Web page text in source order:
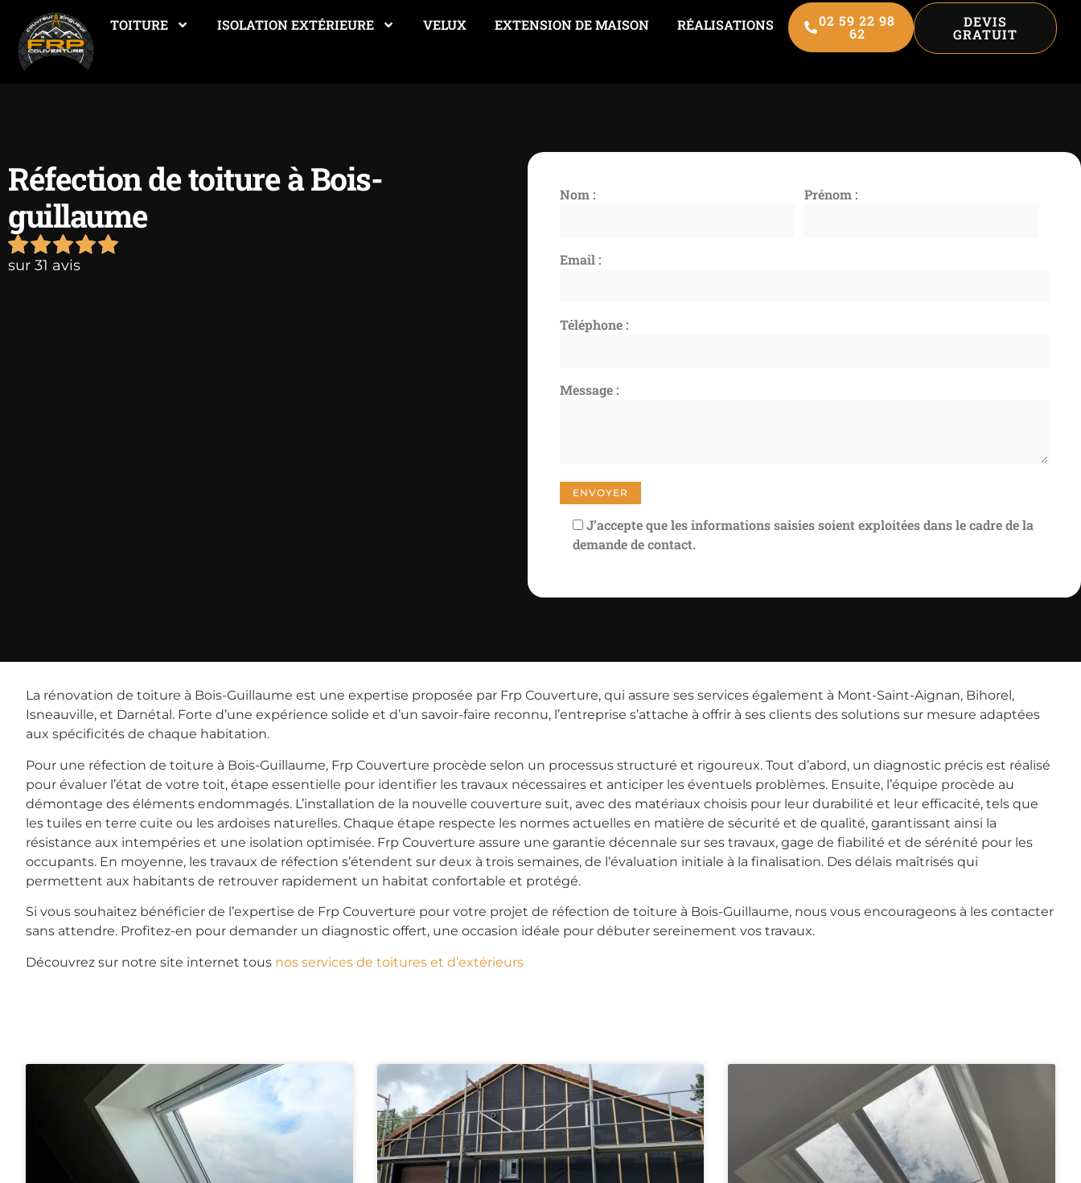
TOITURE ISOLATION EXTÉRIEURE VELUX EXTENSION DE MAISON RÉALISATIONS 02 59 22 98
62
DEVIS
GRATUIT
Réfection de toiture à Bois-
guillaume
sur 31 avis
Nom : Prénom :
Email :
Téléphone :
Message :
J’accepte que les informations saisies soient exploitées dans le cadre de la
demande de contact.
La rénovation de toiture à Bois-Guillaume est une expertise proposée par Frp Couverture, qui assure ses services également à Mont-Saint-Aignan, Bihorel,
Isneauville, et Darnétal. Forte d’une expérience solide et d’un savoir-faire reconnu, l’entreprise s’attache à offrir à ses clients des solutions sur mesure adaptées
aux spécificités de chaque habitation.
Pour une réfection de toiture à Bois-Guillaume, Frp Couverture procède selon un processus structuré et rigoureux. Tout d’abord, un diagnostic précis est réalisé
pour évaluer l’état de votre toit, étape essentielle pour identifier les travaux nécessaires et anticiper les éventuels problèmes. Ensuite, l’équipe procède au
démontage des éléments endommagés. L’installation de la nouvelle couverture suit, avec des matériaux choisis pour leur durabilité et leur efficacité, tels que
les tuiles en terre cuite ou les ardoises naturelles. Chaque étape respecte les normes actuelles en matière de sécurité et de qualité, garantissant ainsi la
résistance aux intempéries et une isolation optimisée. Frp Couverture assure une garantie décennale sur ses travaux, gage de fiabilité et de sérénité pour les
occupants. En moyenne, les travaux de réfection s’étendent sur deux à trois semaines, de l’évaluation initiale à la finalisation. Des délais maîtrisés qui
permettent aux habitants de retrouver rapidement un habitat confortable et protégé.
Si vous souhaitez bénéficier de l’expertise de Frp Couverture pour votre projet de réfection de toiture à Bois-Guillaume, nous vous encourageons à les contacter
sans attendre. Profitez-en pour demander un diagnostic offert, une occasion idéale pour débuter sereinement vos travaux.
Découvrez sur notre site internet tous nos services de toitures et d’extérieurs